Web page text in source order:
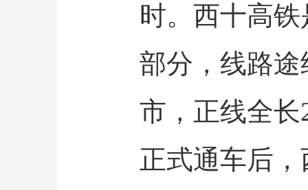
时。西十高
部分，线路
市，正线全长
正式通车后